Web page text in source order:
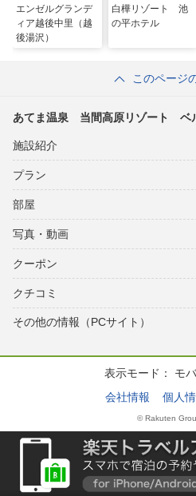
エンゼルグランデ
ィア越後中里（越
後湯沢）
白樺リゾート 池
の平ホテル
このページ
あてま温泉 当間高原リゾート ベ
施設紹介
プラン
部屋
写真・動画
クーポン
クチコミ
その他の情報（PCサイト）
表示モード： モ
会社情報
個人
© Rakuten